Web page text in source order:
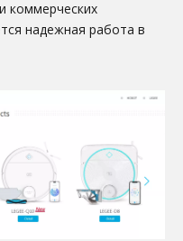
коммерческих
надежная работа в